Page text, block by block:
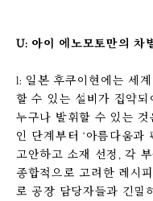
U: 아이 에노모토만의 차
l: 일본 후쿠이현에는 세
할 수 있는 설비가 집약
누구나 발휘할 수 있는
인 단계부터 ‘아름다움과
고안하고 소재 선정, 각
종합적으로 고려한 레시
로 공장 담당자들과 긴밀